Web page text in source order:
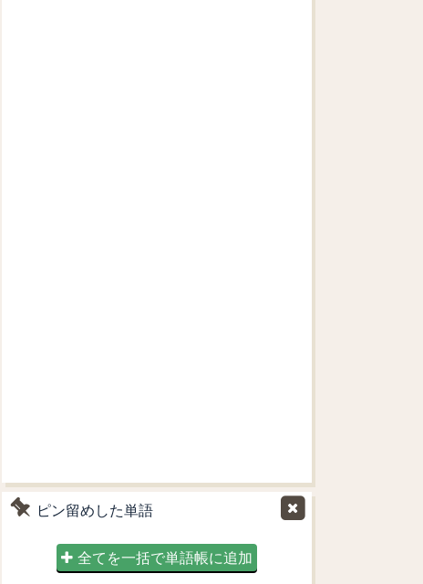
ピン留めした単語
全てを一括で単語帳に追加